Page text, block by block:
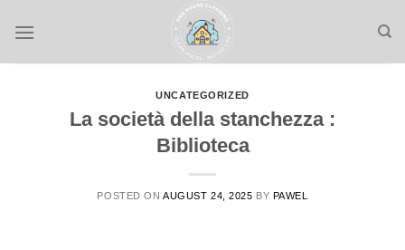
UNCATEGORIZED
La società della stanchezza :
Biblioteca
POSTED ONAUGUST 24, 2025 BY PAWEL